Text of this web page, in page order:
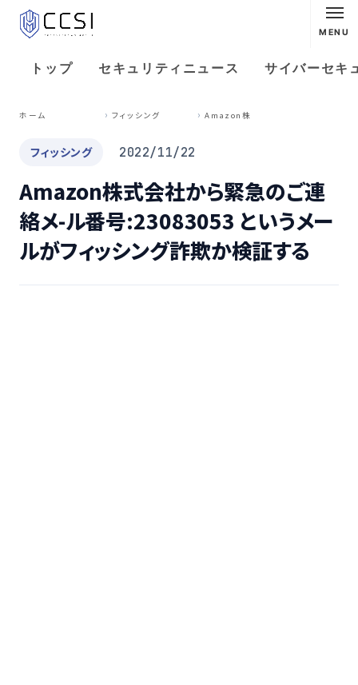
MENU
トップ セキュリティニュース サイバーセキ
ホーム フィッシング
フィッシング 2022/11/22
Amazon株式会社から緊急のご連
絡メ-ル番号:23083053 というメー
ルがフィッシング詐欺か検証する